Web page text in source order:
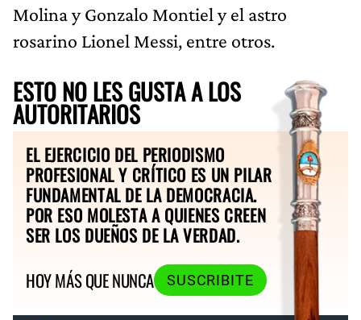
Molina y Gonzalo Montiel y el astro
rosarino Lionel Messi, entre otros.
ESTO NO LES GUSTA A LOS
AUTORITARIOS
EL EJERCICIO DEL PERIODISMO
PROFESIONAL Y CRÍTICO ES UN PILAR
FUNDAMENTAL DE LA DEMOCRACIA.
POR ESO MOLESTA A QUIENES CREEN
SER LOS DUEÑOS DE LA VERDAD.
HOY MÁS QUE NUNCA
SUSCRIBITE